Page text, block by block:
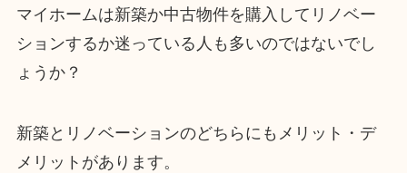
マイホームは新築か中古物件を購入してリノベー
ションするか迷っている人も多いのではないでし
ょうか？
新築とリノベーションのどちらにもメリット・デ
メリットがあります。